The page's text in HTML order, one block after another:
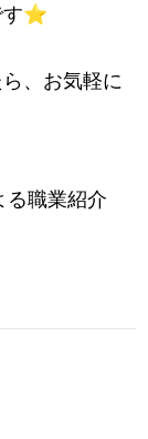
⭐
、お気軽に
る職業紹介